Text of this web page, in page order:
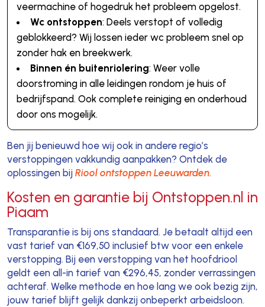
veermachine of hogedruk het probleem opgelost.
Wc ontstoppen: Deels verstopt of volledig
geblokkeerd? Wij lossen ieder wc probleem snel op
zonder hak en breekwerk.
Binnen én buitenriolering: Weer volle
doorstroming in alle leidingen rondom je huis of
bedrijfspand. Ook complete reiniging en onderhoud
door ons mogelijk.
Ben jij benieuwd hoe wij ook in andere regio’s
verstoppingen vakkundig aanpakken? Ontdek de
oplossingen bij Riool ontstoppen Leeuwarden.
Kosten en garantie bij Ontstoppen.nl in
Piaam
Transparantie is bij ons standaard. Je betaalt altijd een
vast tarief van €169,50 inclusief btw voor een enkele
verstopping. Bij een verstopping van het hoofdriool
geldt een all-in tarief van €296,45, zonder verrassingen
achteraf. Welke methode en hoe lang we ook bezig zijn,
jouw tarief blijft gelijk dankzij onbeperkt arbeidsloon.